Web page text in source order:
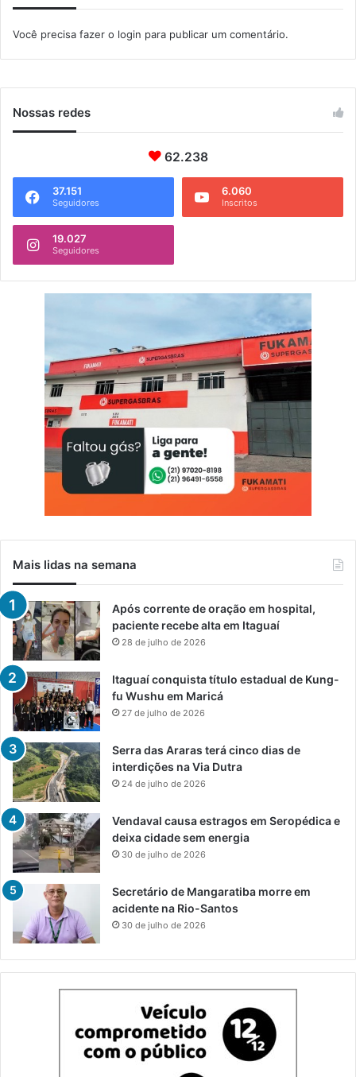
e
o
a
a
e
Você precisa fazer o login para publicar um comentário.
Nossas redes
62.238
37.151
Seguidores
6.060
Inscritos
19.027
Seguidores
Mais lidas na semana
Após corrente de oração em hospital,
paciente recebe alta em Itaguaí
28 de julho de 2026
Itaguaí conquista título estadual de Kung-
fu Wushu em Maricá
27 de julho de 2026
Serra das Araras terá cinco dias de
interdições na Via Dutra
24 de julho de 2026
Vendaval causa estragos em Seropédica e
deixa cidade sem energia
30 de julho de 2026
Secretário de Mangaratiba morre em
acidente na Rio-Santos
30 de julho de 2026